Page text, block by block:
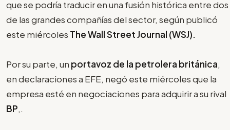
que se podría traducir en una fusión histórica entre dos
de las grandes compañías del sector, según publicó
este miércoles The Wall Street Journal (WSJ).
Por su parte, un portavoz de la petrolera británica,
en declaraciones a EFE, negó este miércoles que la
empresa esté en negociaciones para adquirir a su rival
BP,.